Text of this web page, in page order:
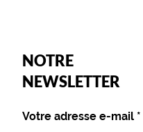
NOTRE
NEWSLETTER
Name
Votre adresse e-mail *
(Ce
champ
est
obligatoire)